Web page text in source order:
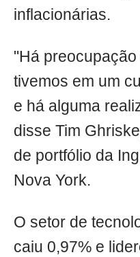
inflacionárias.
"Há
tivemos em um
e há alguma
disse Tim
de portfólio da
Nova York.
O setor de
caiu 0,97% e